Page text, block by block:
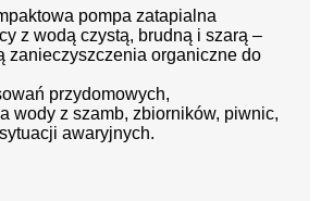
pompa zatapialna
z wodą czystą, brudną i szarą –
zanieczyszczenia organiczne do
przydomowych,
wody z szamb, zbiorników, piwnic,
awaryjnych.